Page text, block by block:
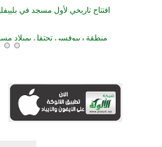
منطقة ريبوفسي تحتفل بميلاد
أكبر مشروع إسلامي في ريف أستراليا
اختتام الدورة التاسعة لمسابقة حفظ